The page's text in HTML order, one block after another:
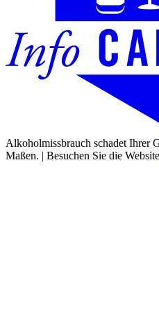
Alkoholmissbrauch schadet Ihrer
Maßen. | Besuchen Sie die Website